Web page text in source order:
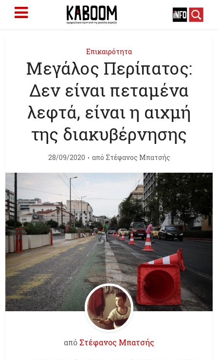
Επικαιρότητα
Μεγάλος Περίπατος:
Δεν είναι πεταμένα
λεφτά, είναι η αιχμή
της διακυβέρνησης
28/09/2020 από Στέφανος Μπατσής
από Στέφανος Μπατσής